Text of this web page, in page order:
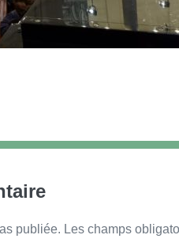
publiée. Les champs